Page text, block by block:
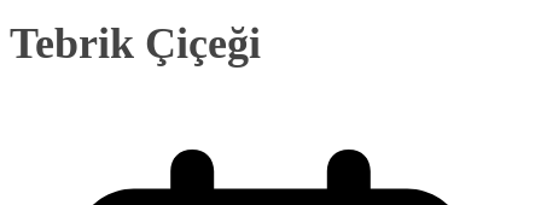
Tebrik Çiçeği